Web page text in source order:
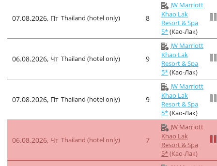
07.08.2026, Пт Thailand (hotel only) 8
JW Marriott
Khao Lak
Resort & Spa
5*(Као-Лак)
06.08.2026, Чт Thailand (hotel only) 9
JW Marriott
Khao Lak
Resort & Spa
5*(Као-Лак)
07.08.2026, Пт Thailand (hotel only) 9
JW Marriott
Khao Lak
Resort & Spa
5*(Као-Лак)
06.08.2026, Чт Thailand (hotel only) 7
JW Marriott
Khao Lak
Resort & Spa
5*(Као-Лак)